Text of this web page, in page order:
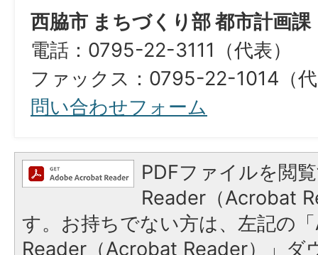
西脇市 まちづくり部 都市計画課
電話：0795-22-3111（代表）
ファックス：0795-22-1014（
問い合わせフォーム
PDFファイルを閲
Reader（Acrobat
す。お持ちでない方は、左記の
Reader（Acrobat Reader）」ダ